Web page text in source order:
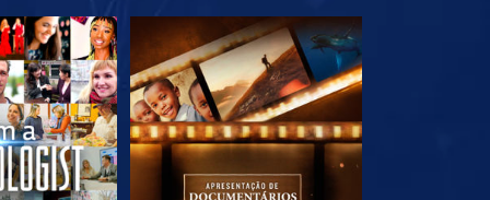
SÉRIE EXPLORE A SÉRIE